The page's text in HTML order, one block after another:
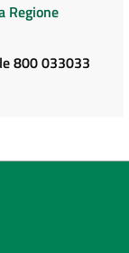
Regione
800 033033